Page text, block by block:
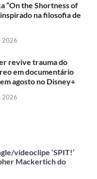
“On the Shortness of
inspirado na filosofia de
2026
revive trauma do
em documentário
agosto no Disney+
2026
videoclipe ‘SPIT!’
Mackertich do